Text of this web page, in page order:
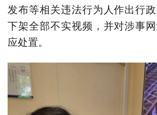
发布等相关违法行为人作出行
下架全部不实视频，并对涉事
应处置。